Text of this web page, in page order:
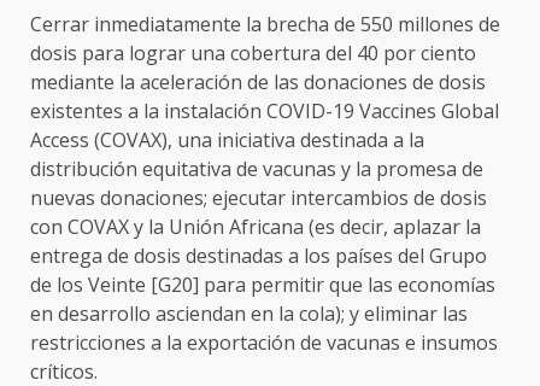
Cerrar inmediatamente la brecha de 550 millones de
dosis para lograr una cobertura del 40 por ciento
mediante la aceleración de las donaciones de dosis
existentes a la instalación COVID-19 Vaccines Global
Access (COVAX), una iniciativa destinada a la
distribución equitativa de vacunas y la promesa de
nuevas donaciones; ejecutar intercambios de dosis
con COVAX y la Unión Africana (es decir, aplazar la
entrega de dosis destinadas a los países del Grupo
de los Veinte [G20] para permitir que las economías
en desarrollo asciendan en la cola); y eliminar las
restricciones a la exportación de vacunas e insumos
críticos.